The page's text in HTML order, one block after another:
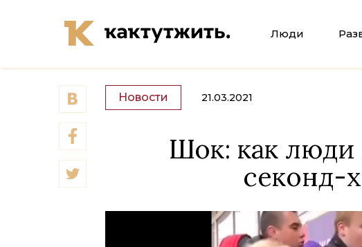
Люди
Новости 21.03.2021
Шок: как люди
секонд-